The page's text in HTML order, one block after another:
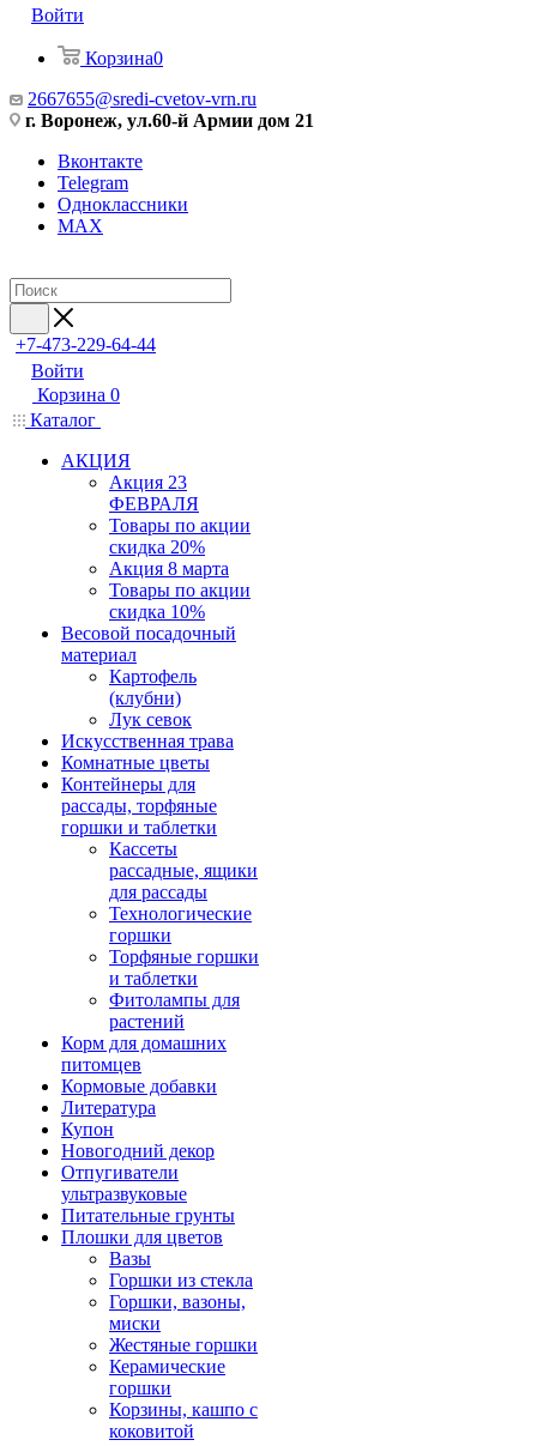
Войти
Корзина0
2667655@sredi-cvetov-vrn.ru
г. Воронеж, ул.60-й Армии дом 21
Вконтакте
Telegram
Одноклассники
MAX
+7-473-229-64-44
Войти
Корзина 0
Каталог
АКЦИЯ
Акция 23
ФЕВРАЛЯ
Товары по акции
скидка 20%
Акция 8 марта
Товары по акции
скидка 10%
Весовой посадочный
материал
Картофель
(клубни)
Лук севок
Искусственная трава
Комнатные цветы
Контейнеры для
рассады, торфяные
горшки и таблетки
Кассеты
рассадные, ящики
для рассады
Технологические
горшки
Торфяные горшки
и таблетки
Фитолампы для
растений
Корм для домашних
питомцев
Кормовые добавки
Литература
Купон
Новогодний декор
Отпугиватели
ультразвуковые
Питательные грунты
Плошки для цветов
Вазы
Горшки из стекла
Горшки, вазоны,
миски
Жестяные горшки
Керамические
горшки
Корзины, кашпо с
коковитой